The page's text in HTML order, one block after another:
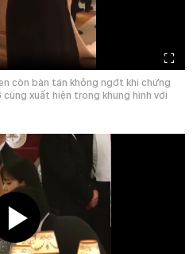
còn bàn tán không ngớt khi chứng
cùng xuất hiện trong khung hình với